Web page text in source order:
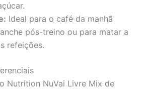
Ideal para o café da manhã
pós-treino ou para matar a
refeições.
Nutrition NuVai Livre Mix de